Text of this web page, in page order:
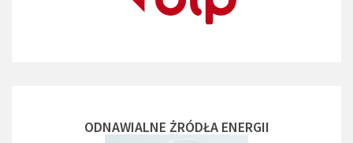
ODNAWIALNE ŻRÓDŁA ENERGII